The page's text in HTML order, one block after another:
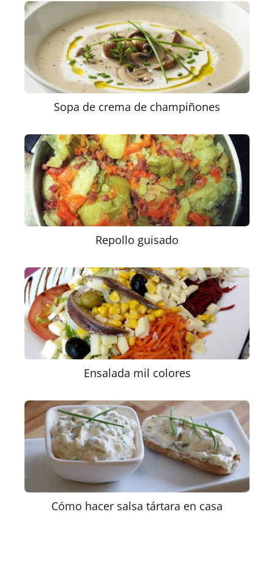
Sopa de crema de champiñones
Repollo guisado
Ensalada mil colores
Cómo hacer salsa tártara en casa